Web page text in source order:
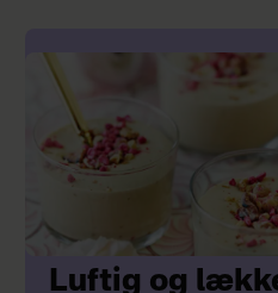
Luftig og